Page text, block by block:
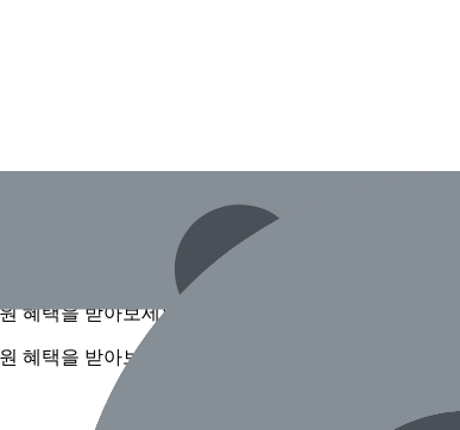
혜택을 받아보세요
혜택을 받아보세요